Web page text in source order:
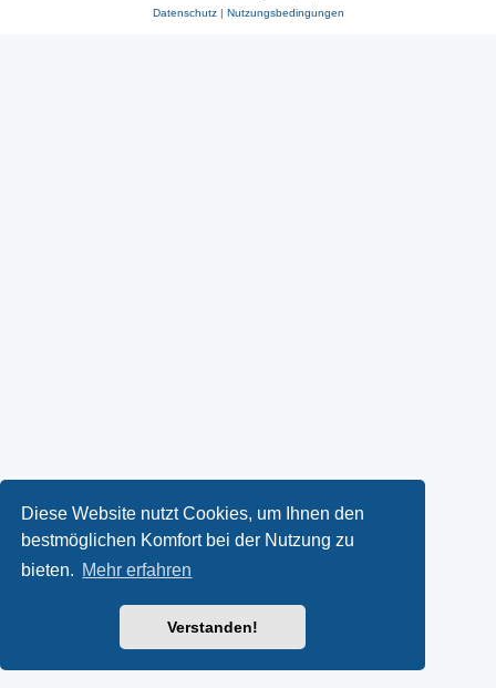
Diese Website nutzt Cookies, um Ihnen den
bestmöglichen Komfort bei der Nutzung zu
bieten. Mehr erfahren
Verstanden!
Datenschutz| Nutzungsbedingungen